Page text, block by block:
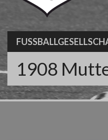
1908